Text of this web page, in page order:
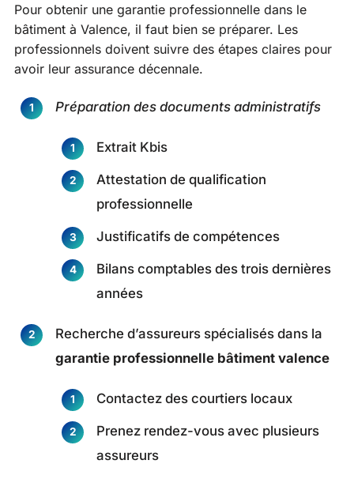
Pour obtenir une garantie professionnelle dans le
bâtiment à Valence, il faut bien se préparer. Les
professionnels doivent suivre des étapes claires pour
avoir leur assurance décennale.
Préparation des documents administratifs
Extrait Kbis
Attestation de qualification
professionnelle
Justificatifs de compétences
Bilans comptables des trois dernières
années
Recherche d’assureurs spécialisés dans la
garantie professionnelle bâtiment valence
Contactez des courtiers locaux
Prenez rendez-vous avec plusieurs
assureurs